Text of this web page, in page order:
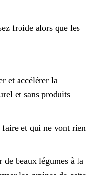
froide alors que les
et accélérer la
et sans produits
faire et qui ne vont rien
de beaux légumes à la